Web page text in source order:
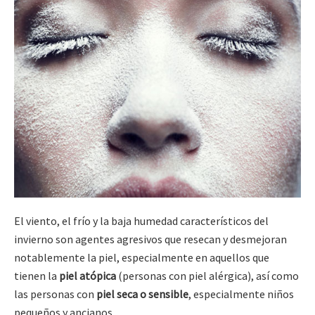
El viento, el frío y la baja humedad característicos del
invierno son agentes agresivos que resecan y desmejoran
notablemente la piel, especialmente en aquellos que
tienen la piel atópica (personas con piel alérgica), así como
las personas con piel seca o sensible, especialmente niños